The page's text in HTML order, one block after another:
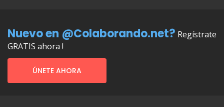
Nuevo en @Colaborando.net? Regístrate
GRATIS ahora !
ÚNETE AHORA